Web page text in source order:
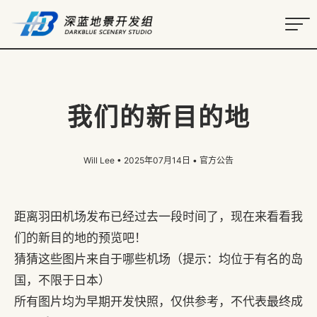
我们的新目的地
Will Lee • 2025年07月14日 • 官方公告
距离羽田机场发布已经过去一段时间了，现在来看看我
们的新目的地的预览吧！
猜猜这些图片来自于哪些机场（提示：均位于有名的岛
国，不限于日本）
所有图片均为早期开发快照，仅供参考，不代表最终成